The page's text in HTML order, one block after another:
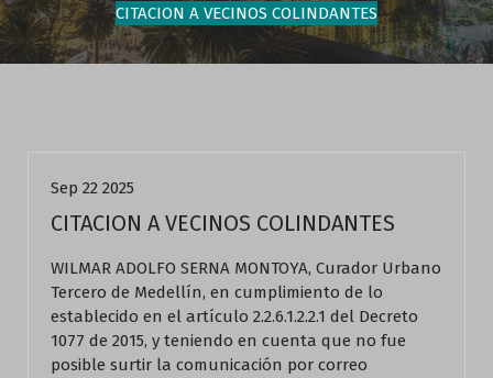
CITACION A VECINOS COLINDANTES
Sep 22 2025
CITACION A VECINOS COLINDANTES
WILMAR ADOLFO SERNA MONTOYA, Curador Urbano
Tercero de Medellín, en cumplimiento de lo
establecido en el artículo 2.2.6.1.2.2.1 del Decreto
1077 de 2015, y teniendo en cuenta que no fue
posible surtir la comunicación por correo